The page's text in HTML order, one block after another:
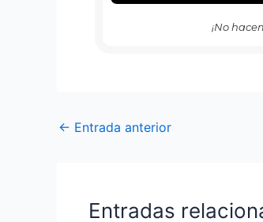
¡No
← Entrada anterior
Entradas